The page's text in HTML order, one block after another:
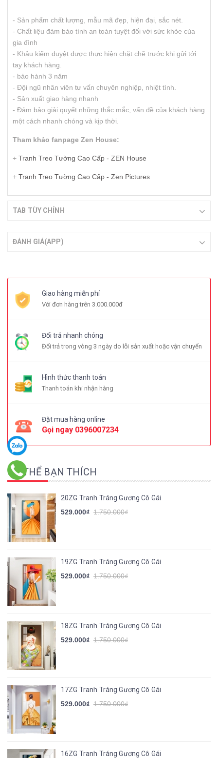
- Sản phẩm chất lượng, mẫu mã đẹp, hiện đại, sắc nét.
- Chất liệu đảm bảo tính an toàn tuyệt đối với sức khỏe của
gia đình
- Khâu kiểm duyệt được thực hiện chặt chẽ trước khi gửi tới
tay khách hàng.
- bảo hành 3 năm
- Đội ngũ nhân viên tư vấn chuyên nghiệp, nhiệt tình.
- Sản xuất giao hàng nhanh
- Đảm bảo giải quyết những thắc mắc, vấn đề của khách hàng
một cách nhanh chóng và kịp thời.
Tham khảo fanpage Zen House:
+ Tranh Treo Tường Cao Cấp - ZEN House
+ Tranh Treo Tường Cao Cấp - Zen Pictures
TAB TÙY CHỈNH
ĐÁNH GIÁ(APP)
Giao hàng miễn phí
Với đơn hàng trên 3.000.000đ
Đổi trả nhanh chóng
Đổi trả trong vòng 3 ngày do lỗi sản xuất hoặc vận chuyển
Hình thức thanh toán
Thanh toán khi nhận hàng
Đặt mua hàng online
Gọi ngay 0396007234
CÓ THỂ BẠN THÍCH
20ZG Tranh Tráng Gương Cô Gái
529.000₫ 1.750.000₫
19ZG Tranh Tráng Gương Cô Gái
529.000₫ 1.750.000₫
18ZG Tranh Tráng Gương Cô Gái
529.000₫ 1.750.000₫
17ZG Tranh Tráng Gương Cô Gái
529.000₫ 1.750.000₫
16ZG Tranh Tráng Gương Cô Gái